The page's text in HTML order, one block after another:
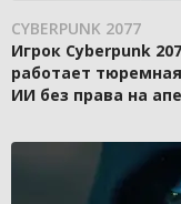
CYBERPUNK 2077
Игрок Cyberpunk
работает
ИИ без права на